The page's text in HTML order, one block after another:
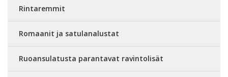
Rintaremmit
Romaanit ja satulanalustat
Ruoansulatusta parantavat ravintolisät